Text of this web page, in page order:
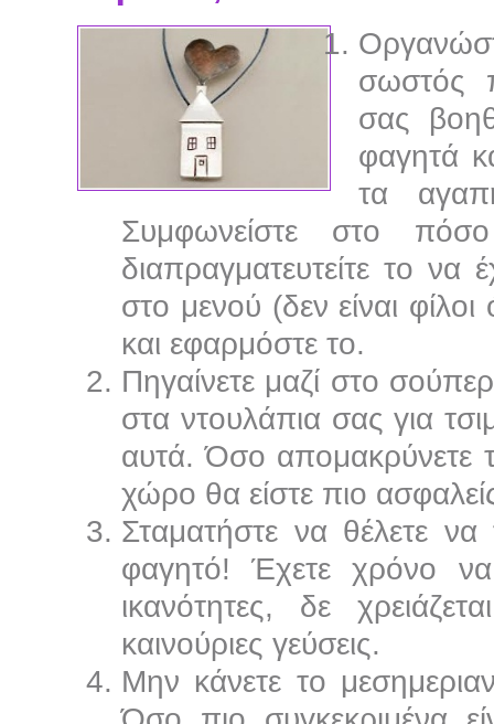
σωστός
σας
φαγητά
τα
Συμφωνείστε στο
διαπραγματευτείτε το να
στο μενού (δεν είναι
και εφαρμόστε το.
Πηγαίνετε μαζί στο
στα ντουλάπια σας για
αυτά. Όσο απομακρύνετε
χώρο θα είστε πιο
Σταματήστε να θέλετε
φαγητό! Έχετε χρόνο να
ικανότητες, δε
καινούριες γεύσεις.
Μην κάνετε το